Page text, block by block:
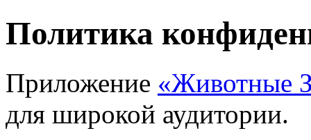
Политика
Приложение «Животные
для широкой аудитории.